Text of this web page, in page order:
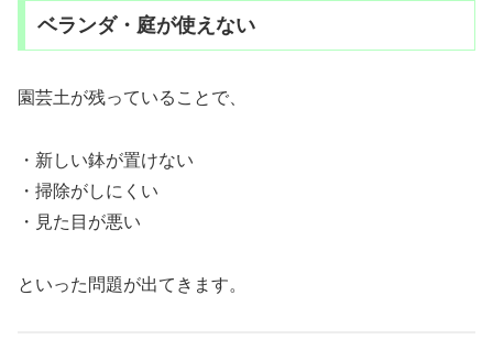
ベランダ・庭が使えない
園芸土が残っていることで、
・新しい鉢が置けない
・掃除がしにくい
・見た目が悪い
といった問題が出てきます。